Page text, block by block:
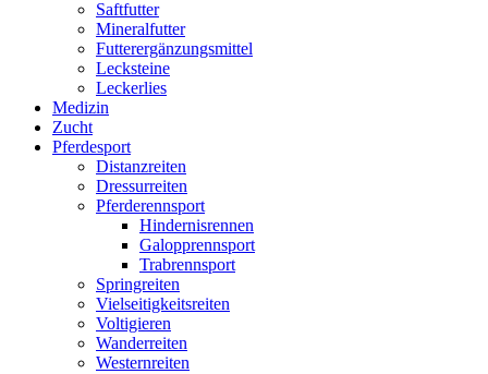
Saftfutter
Mineralfutter
Futterergänzungsmittel
Lecksteine
Leckerlies
Medizin
Zucht
Pferdesport
Distanzreiten
Dressurreiten
Pferderennsport
Hindernisrennen
Galopprennsport
Trabrennsport
Springreiten
Vielseitigkeitsreiten
Voltigieren
Wanderreiten
Westernreiten